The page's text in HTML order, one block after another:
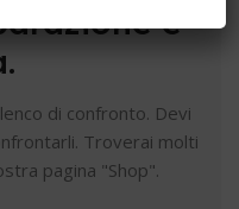
è
di confronto. Devi
Troverai molti
pagina "Shop".